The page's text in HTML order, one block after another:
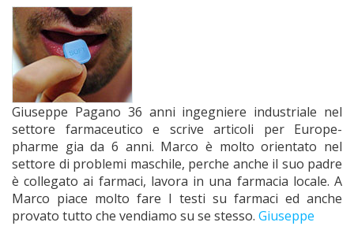
Giuseppe Pagano 36 anni ingegniere industriale nel
settore farmaceutico e scrive articoli per Europe-
pharme gia da 6 anni. Marco è molto orientato nel
settore di problemi maschile, perche anche il suo padre
è collegato ai farmaci, lavora in una farmacia locale. A
Marco piace molto fare I testi su farmaci ed anche
provato tutto che vendiamo su se stesso. Giuseppe